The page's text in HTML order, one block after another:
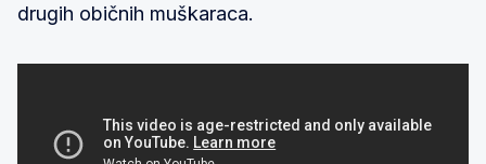
drugih običnih muškaraca.